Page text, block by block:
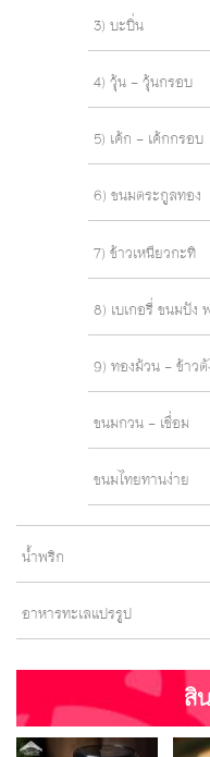
3) บะบิ่น
4) วุ้น - วุ้นกรอบ
5) เค้ก - เค้กกรอบ
6) ขนมตระกูลทอง
7) ข้าวเหนียวกะทิ
8) เบเกอรี่ ขนมปัง
9) ทองม้วน - ข้าวตั
ขนมกวน - เชื่อม
ขนมไทยทานง่าย
น้ำพริก
อาหารทะเลแปรรูป
สิ